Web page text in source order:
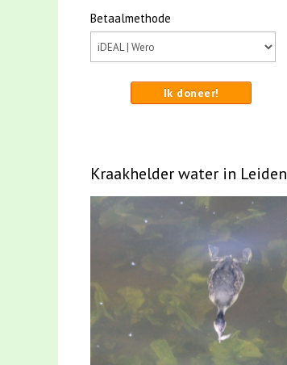
Betaalmethode
Ik doneer!
Kraakhelder water in Leiden